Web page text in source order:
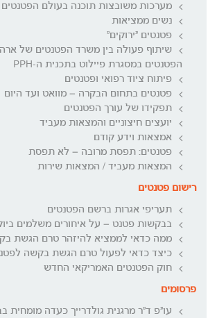
מערכות משובצות תוכנה בעולם הפטנטים
נשים ממציאות
פטנטים "ירוקים"
שיתוף פעולה בין משרד הפטנטים של
הפטנטים במסגרת פיילוט בתכנית ה-PPH
פיתוח ציוד רפואי ופטנטים
פטנטים בתחום הבקרה – מוואט ועד היום
תפקידו של עורך הפטנטים
יועצים חיצוניים והמצאות מעביד
אמצאות וידע קודם
פטנטים: תפסת מרובה – לא תפסת
המצאות מעביד / המצאות שירות
רישום פטנטים
תעריפי אגרות ברשם הפטנטים
בבקשות פטנט – על איחורים משלמים
ממה כדאי לממציא להיזהר טרם הגשת
כיצד כדאי לפעול טרם הגשת בקשה
חוק הפטנטים האמריקאי החדש
פרסומים
עו"פ ד"ר מרגנית גולדרייך כעדה מומחית